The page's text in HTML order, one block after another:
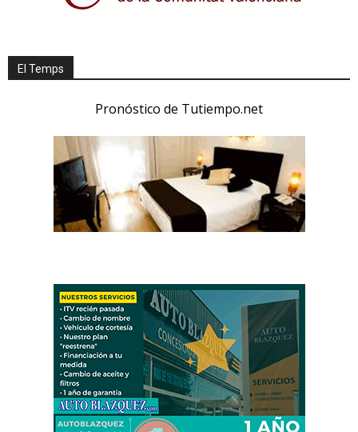
El Temps
Pronóstico de Tutiempo.net